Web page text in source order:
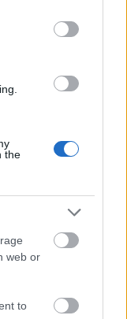
the
web or
to
(23/24)
y es el MVP